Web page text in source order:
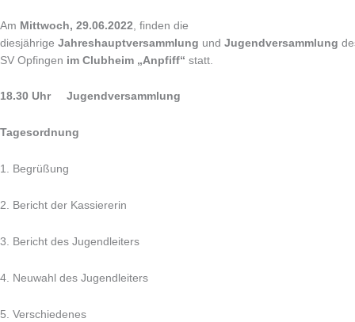
Am Mittwoch, 29.06.2022 , finden die
diesjährige Jahreshauptversammlung und Jugendversammlung
SV Opfingen im Clubheim „Anpfiff“ statt.
18.30 Uhr Jugendversammlung
Tagesordnung
1. Begrüßung
2. Bericht der Kassiererin
3. Bericht des Jugendleiters
4. Neuwahl des Jugendleiters
5. Verschiedenes